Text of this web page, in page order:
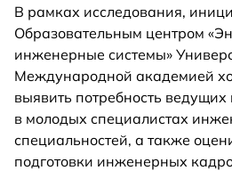
В рамках исследования,
Образовательным центром
инженерные системы»
Международной академией
выявить потребность
в молодых специалистах
специальностей, а также
подготовки инженерных